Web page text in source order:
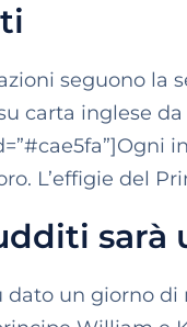
seguono la
carta inglese da
L’effigie del
sarà
un giorno di